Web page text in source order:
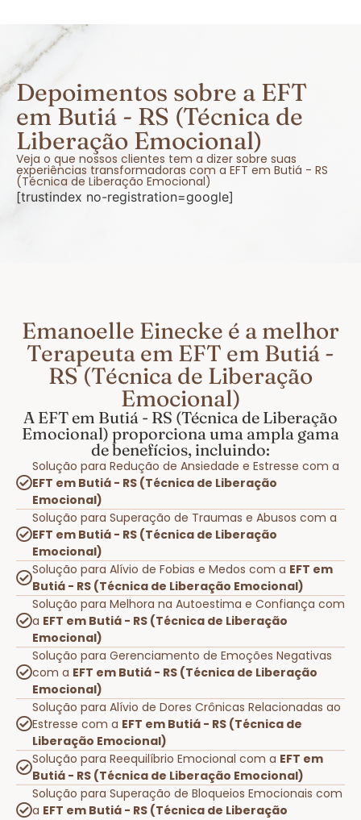
Depoimentos sobre a EFT
em Butiá - RS (Técnica de
Liberação Emocional)
Veja o que nossos clientes tem a dizer sobre suas
experiências transformadoras com a EFT em Butiá - RS
(Técnica de Liberação Emocional)
[trustindex no-registration=google]
Emanoelle Einecke é a melhor
Terapeuta em EFT em Butiá -
RS (Técnica de Liberação
Emocional)
A EFT em Butiá - RS (Técnica de Liberação
Emocional) proporciona uma ampla gama
de benefícios, incluindo:
Solução para Redução de Ansiedade e Estresse com a
EFT em Butiá - RS (Técnica de Liberação
Emocional)
Solução para Superação de Traumas e Abusos com a
EFT em Butiá - RS (Técnica de Liberação
Emocional)
Solução para Alívio de Fobias e Medos com a EFT em
Butiá - RS (Técnica de Liberação Emocional)
Solução para Melhora na Autoestima e Confiança com
a EFT em Butiá - RS (Técnica de Liberação
Emocional)
Solução para Gerenciamento de Emoções Negativas
com a EFT em Butiá - RS (Técnica de Liberação
Emocional)
Solução para Alívio de Dores Crônicas Relacionadas ao
Estresse com a EFT em Butiá - RS (Técnica de
Liberação Emocional)
Solução para Reequilíbrio Emocional com a EFT em
Butiá - RS (Técnica de Liberação Emocional)
Solução para Superação de Bloqueios Emocionais com
a EFT em Butiá - RS (Técnica de Liberação